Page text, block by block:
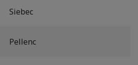
Siebec
Pellenc